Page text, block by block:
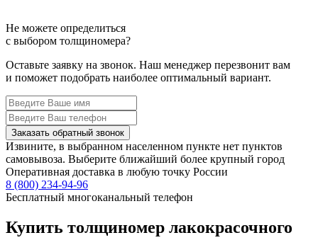
Не можете определиться
с выбором толщиномера?
Оставьте заявку на звонок. Наш менеджер перезвонит вам
и поможет подобрать наиболее оптимальный вариант.
Заказать обратный звонок
Извините, в выбранном населенном пункте нет пунктов
самовывоза. Выберите ближайший более крупный город
Оперативная доставка в любую точку России
8 (800) 234-94-96
Бесплатный многоканальный телефон
Купить толщиномер лакокрасочного